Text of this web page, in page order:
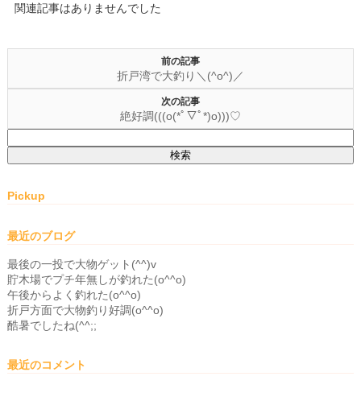
関連記事はありませんでした
前の記事
折戸湾で大釣り＼(^o^)／
次の記事
絶好調(((o(*ﾟ▽ﾟ*)o)))♡
索:
Pickup
最近のブログ
最後の一投で大物ゲット(^^)v
貯木場でプチ年無しが釣れた(o^^o)
午後からよく釣れた(o^^o)
折戸方面で大物釣り好調(o^^o)
酷暑でしたね(^^;;
最近のコメント